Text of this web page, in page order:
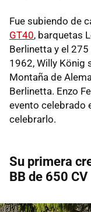
Fue subiendo de
GT40, barquetas
Berlinetta y el
1962, Willy König
Montaña de
Berlinetta. Enzo
evento celebrado
celebrarlo.
Su primera
BB de 650 CV